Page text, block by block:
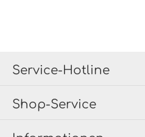
Service-Hotline
Shop-Service